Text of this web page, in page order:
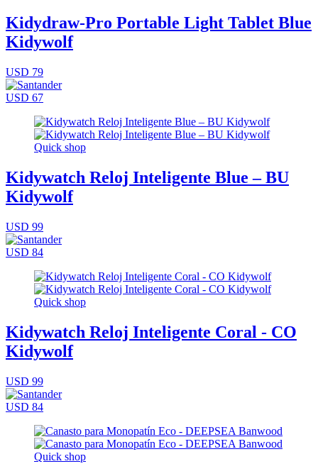
Kidydraw-Pro Portable Light Tablet Blue
Kidywolf
USD 79
USD 67
Quick shop
Kidywatch Reloj Inteligente Blue – BU
Kidywolf
USD 99
USD 84
Quick shop
Kidywatch Reloj Inteligente Coral - CO
Kidywolf
USD 99
USD 84
Quick shop